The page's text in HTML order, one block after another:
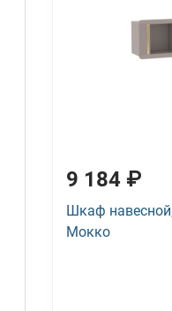
9 184 ₽
Шкаф
Мокко